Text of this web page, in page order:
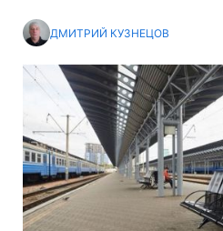
ДМИТРИЙ КУЗНЕЦОВ